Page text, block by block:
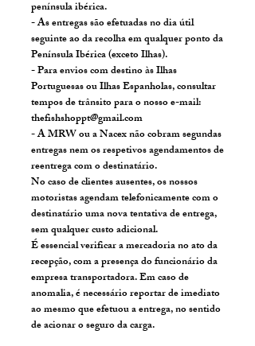
península ibérica.
- As entregas são efetuadas no dia útil
seguinte ao da recolha em qualquer ponto da
Península Ibérica (exceto Ilhas).
- Para envios com destino às Ilhas
Portuguesas ou Ilhas Espanholas, consultar
tempos de trânsito para o nosso e-mail:
thefishshoppt@gmail.com
- A MRW ou a Nacex não cobram segundas
entregas nem os respetivos agendamentos de
reentrega com o destinatário.
No caso de clientes ausentes, os nossos
motoristas agendam telefonicamente com o
destinatário uma nova tentativa de entrega,
sem qualquer custo adicional.
É essencial verificar a mercadoria no ato da
recepção, com a presença do funcionário da
empresa transportadora. Em caso de
anomalia, é necessário reportar de imediato
ao mesmo que efetuou a entrega, no sentido
de acionar o seguro da carga.